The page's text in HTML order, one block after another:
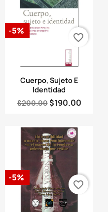
Vista rápida
Cuerpo, Sujeto E
Identidad
$200.00 $190.00
-5%
favorite_border
-5%
favorite_border